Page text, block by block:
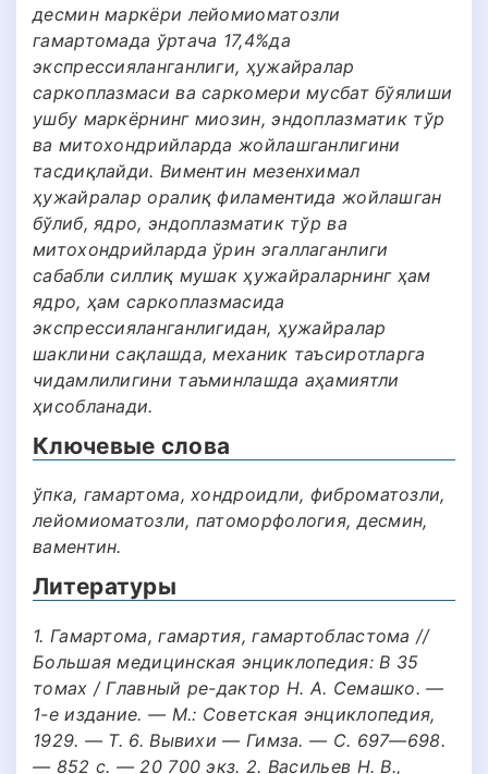
десмин маркёри лейомиоматозли
гамартомада ўртача 17,4%да
экспрессияланганлиги, ҳужайралар
саркоплазмаси ва саркомери мусбат бўялиши
ушбу маркёрнинг миозин, эндоплазматик тўр
ва митохондрийларда жойлашганлигини
тасдиқлайди. Виментин мезенхимал
ҳужайралар оралиқ филаментида жойлашган
бўлиб, ядро, эндоплазматик тўр ва
митохондрийларда ўрин эгаллаганлиги
сабабли силлиқ мушак ҳужайраларнинг ҳам
ядро, ҳам саркоплазмасида
экспрессияланганлигидан, ҳужайралар
шаклини сақлашда, механик таъсиротларга
чидамлилигини таъминлашда аҳамиятли
ҳисобланади.
Ключевые слова
ўпка, гамартома, хондроидли, фиброматозли,
лейомиоматозли, патоморфология, десмин,
ваментин.
Литературы
1. Гамартома, гамартия, гамартобластома //
Большая медицинская энциклопедия: В 35
томах / Главный ре-дактор Н. А. Семашко. —
1-е издание. — М.: Советская энциклопедия,
1929. — Т. 6. Вывихи — Гимза. — С. 697—698.
— 852 с. — 20 700 экз. 2. Васильев Н. В.,